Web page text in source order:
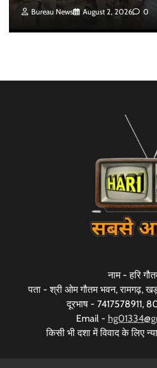
Bureau News August 2, 2026 0
नाम - हरि
पता - श्री ओम गौतम भवन, रामगढ़,
दूरभाष - 7417578911,
Email -
किसी भी दशा में विवाद के लिए